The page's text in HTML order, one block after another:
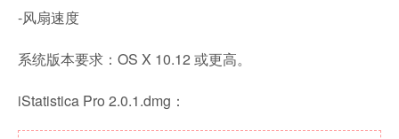
-风扇速度
系统版本要求：OS X 10.12 或更高。
iStatistica Pro 2.0.1.dmg：